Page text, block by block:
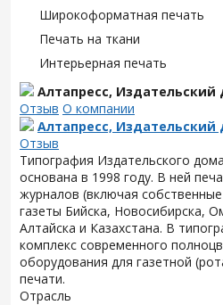
Широкоформатная печать
Печать на ткани
Интерьерная печать
Алтапресс, Издательский
Отзыв О компании
Алтапресс, Издательский
Отзыв
Типография Издательского
основана в 1998 году. В ней
журналов (включая
газеты Бийска, Новосибирска,
Алтайска и Казахстана. В
комплекс современного
оборудования для газетной
печати.
Отрасль